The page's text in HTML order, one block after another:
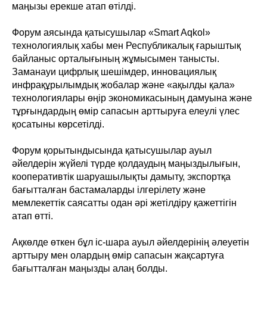
маңызы ерекше атап өтілді.
Форум аясында қатысушылар «Smart Aqkol»
технологиялық хабы мен Республикалық ғарыштық
байланыс орталығының жұмысымен танысты.
Заманауи цифрлық шешімдер, инновациялық
инфрақұрылымдық жобалар және «ақылды қала»
технологиялары өңір экономикасының дамуына және
тұрғындардың өмір сапасын арттыруға елеулі үлес
қосатыны көрсетілді.
Форум қорытындысында қатысушылар ауыл
әйелдерін жүйелі түрде қолдаудың маңыздылығын,
кооперативтік шаруашылықты дамыту, экспортқа
бағытталған бастамаларды ілгерілету және
мемлекеттік саясатты одан әрі жетілдіру қажеттігін
атап өтті.
Ақкөлде өткен бұл іс-шара ауыл әйелдерінің әлеуетін
арттыру мен олардың өмір сапасын жақсартуға
бағытталған маңызды алаң болды.